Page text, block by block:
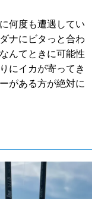
何度も遭遇してい
ナにビタっと合わ
んてときに可能性
にイカが寄ってき
がある方が絶対に